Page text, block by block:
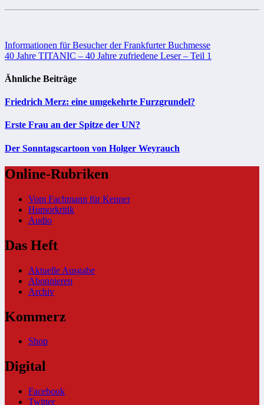
Beitragsnavigation
Informationen für Besucher der Frankfurter Buchmesse
40 Jahre TITANIC – 40 Jahre zufriedene Leser – Teil 1
Ähnliche Beiträge
Friedrich Merz: eine umgekehrte Furzgrundel?
Erste Frau an der Spitze der UN?
Der Sonntagscartoon von Holger Weyrauch
Online-Rubriken
Vom Fachmann für Kenner
Humorkritik
Audio
Das Heft
Aktuelle Ausgabe
Abonnieren
Archiv
Kommerz
Shop
Digital
Facebook
Twitter